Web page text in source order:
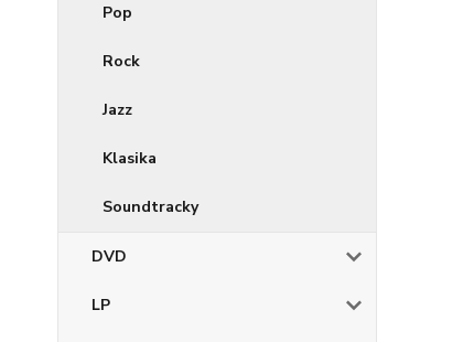
Pop
Rock
Jazz
Klasika
Soundtracky
DVD
LP